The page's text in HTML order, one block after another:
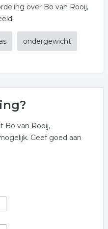
over Bo van Rooij,
ondergewicht
Bo van Rooij,
Geef goed aan